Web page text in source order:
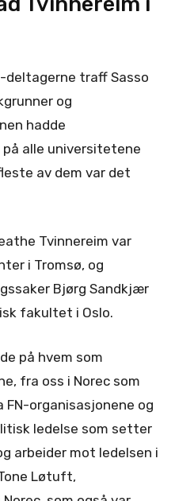
deltagerne traff Sasso
og
hadde
alle universitetene
av dem var det
Tvinnereim var
i Tromsø, og
Bjørg Sandkjær
fakultet i Oslo.
på hvem som
fra oss i Norec som
FN-organisasjonene og
ledelse som setter
arbeider mot ledelsen i
Løtuft,